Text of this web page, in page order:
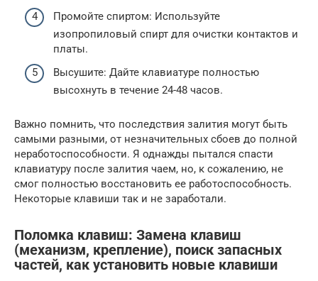
Промойте спиртом: Используйте
изопропиловый спирт для очистки контактов и
платы.
Высушите: Дайте клавиатуре полностью
высохнуть в течение 24-48 часов.
Важно помнить, что последствия залития могут быть
самыми разными, от незначительных сбоев до полной
неработоспособности. Я однажды пытался спасти
клавиатуру после залития чаем, но, к сожалению, не
смог полностью восстановить ее работоспособность.
Некоторые клавиши так и не заработали.
Поломка клавиш: Замена клавиш
(механизм, крепление), поиск запасных
частей, как установить новые клавиши